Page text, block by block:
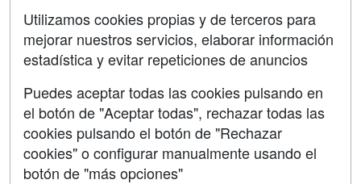
Contactar
Confidencialidad
Aviso legal
Copyleft
Utilizamos cookies propias y de terceros para
mejorar nuestros servicios, elaborar información
estadística y evitar repeticiones de anuncios
Puedes aceptar todas las cookies pulsando en
el botón de "Aceptar todas", rechazar todas las
cookies pulsando el botón de "Rechazar
cookies" o configurar manualmente usando el
botón de "más opciones"